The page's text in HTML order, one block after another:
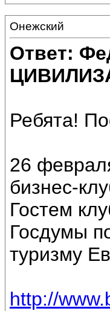
Онежский
Ответ:
Ребята!
26
бизнес-
Гостем
Госдумы
туризму
http://